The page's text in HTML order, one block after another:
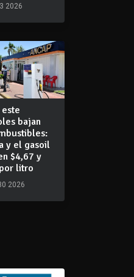
2026
bajan
y el gasoil
$4,67 y
litro
2026